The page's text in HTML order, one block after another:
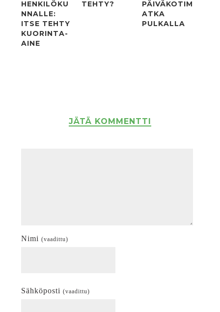
HENKILÖKU
NNALLE:
ITSE TEHTY
KUORINTA-
AINE
TEHTY?
PÄIVÄKOTIM
ATKA
PULKALLA
JÄTÄ KOMMENTTI
Nimi (vaadittu)
Sähköposti (vaadittu)